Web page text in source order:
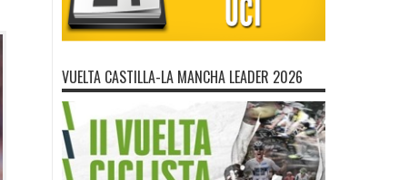
VUELTA CASTILLA-LA MANCHA LEADER 2026